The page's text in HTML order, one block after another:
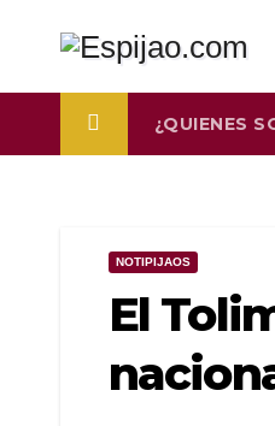
contenido
¿QUIENES
NOTIPIJAOS
El